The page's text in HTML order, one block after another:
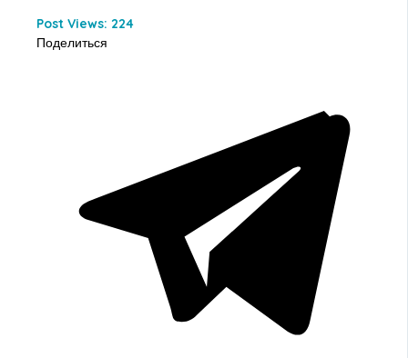
Post Views: 224
Поделиться